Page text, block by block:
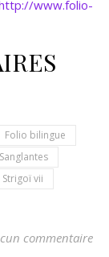
www.folio-
Folio bilingue
Strigoï vii
commentaire